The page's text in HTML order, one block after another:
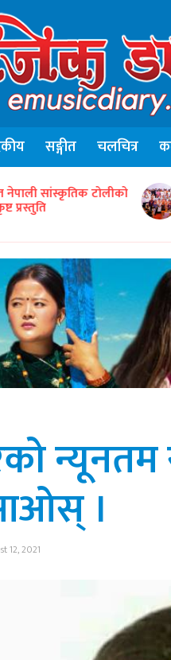
सङ्गीत चलचित्र
वाइड इन्टरटेन्मेन्टद्वारा ५०
न्यूनतम
।
12, 2021